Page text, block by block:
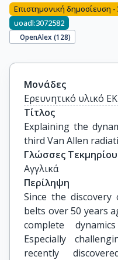
Επιστημονική δημοσίευση
uoadl:3072582
OpenAlex (128)
Μονάδες
Ερευνητικό υλικό
Τίτλος
Explaining the
third Van Allen
Γλώσσες Τεκμηρίου
Αγγλικά
Περίληψη
Since the
belts over 50 years
complete
Especially
recently